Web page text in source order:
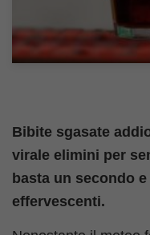
Bibite sgasate
virale elimini per
basta un secondo
effervescenti.